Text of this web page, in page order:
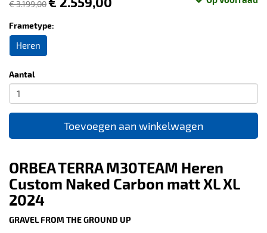
€ 3.199,00
Frametype:
Heren
Aantal
Toevoegen aan winkelwagen
ORBEA TERRA M30TEAM Heren
Custom Naked Carbon matt XL XL
2024
GRAVEL FROM THE GROUND UP